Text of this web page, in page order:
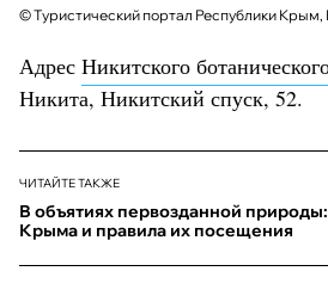
© Туристический портал Республики
Адрес Никитского
Никита, Никитский спуск, 52.
ЧИТАЙТЕ ТАКЖЕ
В объятиях первозданной
Крыма и правила их посещения